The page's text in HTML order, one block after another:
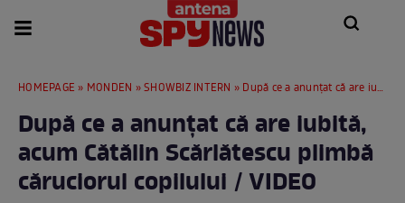
HOMEPAGE » MONDEN »SHOWBIZ INTERN » După ce a anunțat că are iubită, acum Cătălin Scărlătescu plimbă căruciorul copilului / VIDEO
După ce a anunțat că are iubită,
acum Cătălin Scărlătescu plimbă
căruciorul copilului / VIDEO